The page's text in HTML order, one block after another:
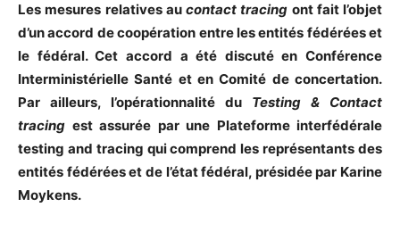
Les mesures relatives au contact tracing ont fait l’objet
d’un accord de coopération entre les entités fédérées et
le fédéral. Cet accord a été discuté en Conférence
Interministérielle Santé et en Comité de concertation.
Par ailleurs, l’opérationnalité du Testing & Contact
tracing est assurée par une Plateforme interfédérale
testing and tracing qui comprend les représentants des
entités fédérées et de l’état fédéral, présidée par Karine
Moykens.